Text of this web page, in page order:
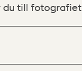
du till fotografiet